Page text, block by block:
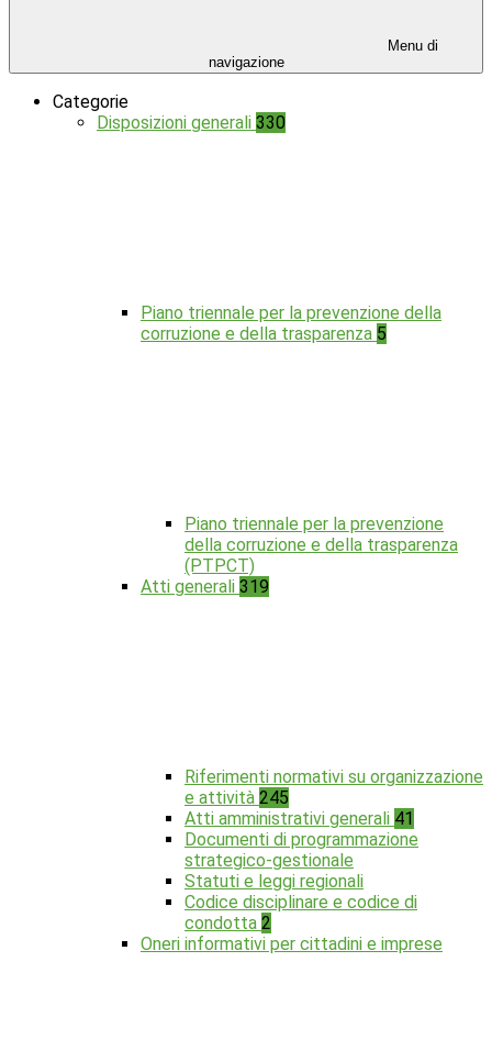
Menu di
navigazione
Categorie
Disposizioni generali 330
Piano triennale per la prevenzione della
corruzione e della trasparenza 5
Piano triennale per la prevenzione
della corruzione e della trasparenza
(PTPCT)
Atti generali 319
Riferimenti normativi su organizzazione
e attività 245
Atti amministrativi generali 41
Documenti di programmazione
strategico-gestionale
Statuti e leggi regionali
Codice disciplinare e codice di
condotta 2
Oneri informativi per cittadini e imprese